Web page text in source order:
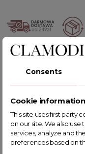
POWIĄZANE TAGI
YOU
Consents
Cookie information
This site uses first party
on our site. We also
services, analyze and
preferences based on